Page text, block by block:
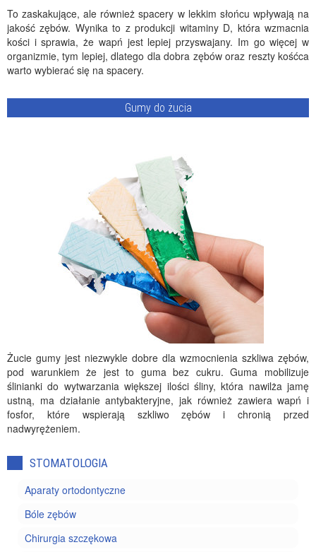
To zaskakujące, ale również spacery w lekkim słońcu wpływają na
jakość zębów. Wynika to z produkcji witaminy D, która wzmacnia
kości i sprawia, że wapń jest lepiej przyswajany. Im go więcej w
organizmie, tym lepiej, dlatego dla dobra zębów oraz reszty kośćca
warto wybierać się na spacery.
Gumy do żucia
Żucie gumy jest niezwykle dobre dla wzmocnienia szkliwa zębów,
pod warunkiem że jest to guma bez cukru. Guma mobilizuje
ślinianki do wytwarzania większej ilości śliny, która nawilża jamę
ustną, ma działanie antybakteryjne, jak również zawiera wapń i
fosfor, które wspierają szkliwo zębów i chronią przed
nadwyrężeniem.
STOMATOLOGIA
Aparaty ortodontyczne
Bóle zębów
Chirurgia szczękowa